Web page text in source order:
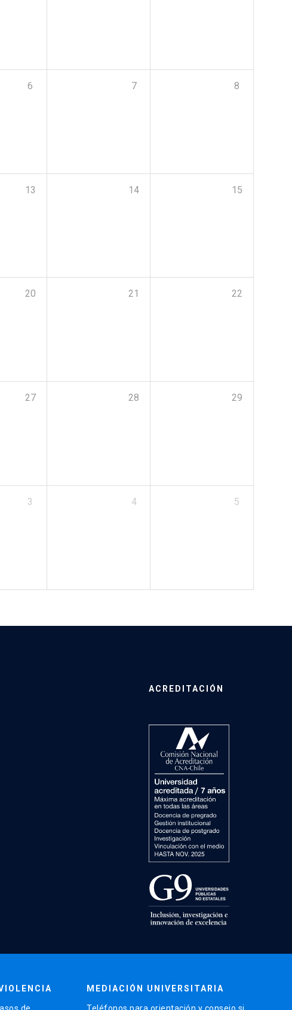
6 7 8
13 14 15
20 21 22
27 28 29
3 4 5
ACREDITACIÓN
de
MEDIACIÓN UNIVERSITARIA
Teléfonos para orientación y consejo si